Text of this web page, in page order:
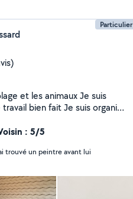
Particulier
et les animaux Je suis
fait Je suis organisé
du carrelage Petit
reagrage...) Si je
que je sais que je suis
et heureux du résultat
: 5/5
trouvé un peintre avant lui